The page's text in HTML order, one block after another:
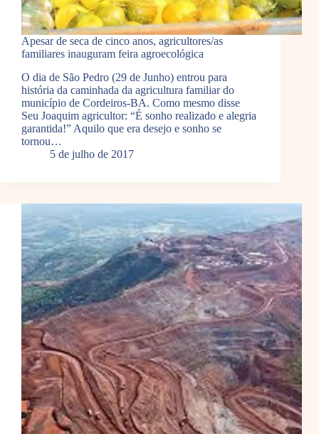
Apesar de seca de cinco anos, agricultores/as
familiares inauguram feira agroecológica
O dia de São Pedro (29 de Junho) entrou para
história da caminhada da agricultura familiar do
município de Cordeiros-BA. Como mesmo disse
Seu Joaquim agricultor: “É sonho realizado e alegria
garantida!” Aquilo que era desejo e sonho se
tornou…
5 de julho de 2017